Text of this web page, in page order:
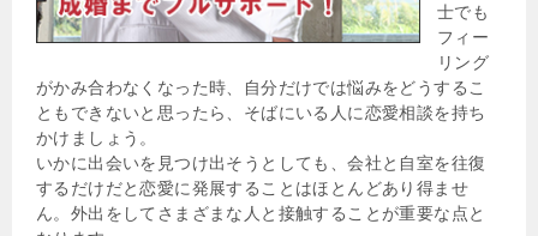
士でも
フィー
リング
がかみ合わなくなった時、自分だけでは悩みをどうするこ
ともできないと思ったら、そばにいる人に恋愛相談を持ち
かけましょう。
いかに出会いを見つけ出そうとしても、会社と自室を往復
するだけだと恋愛に発展することはほとんどあり得ませ
ん。外出をしてさまざまな人と接触することが重要な点と